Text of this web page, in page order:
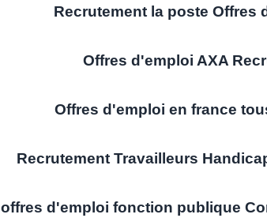
Recrutement la poste Offres
Offres d'emploi AXA
Offres d'emploi en france
Recrutement Travailleurs
offres d'emploi fonction publique